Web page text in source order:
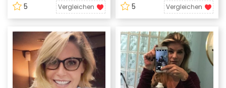
5 Vergleichen 5 Vergleichen